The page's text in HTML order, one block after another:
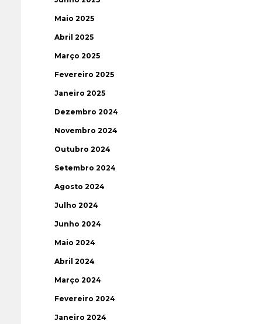
Maio 2025
Abril 2025
Março 2025
Fevereiro 2025
Janeiro 2025
Dezembro 2024
Novembro 2024
Outubro 2024
Setembro 2024
Agosto 2024
Julho 2024
Junho 2024
Maio 2024
Abril 2024
Março 2024
Fevereiro 2024
Janeiro 2024